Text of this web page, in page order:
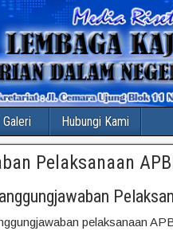
Galeri Hubungi Kami
Pelaksanaan
pelaksanaan